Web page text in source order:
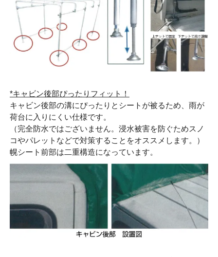
*キャビン後部ぴったりフィット！
キャビン後部の溝にぴったりとシートが被るため、雨が
荷台に入りにくい仕様です。
（完全防水ではございません。浸水被害を防ぐためスノ
コやパレットなどで対策することをオススメします。）
幌シート前部は二重構造になっています。